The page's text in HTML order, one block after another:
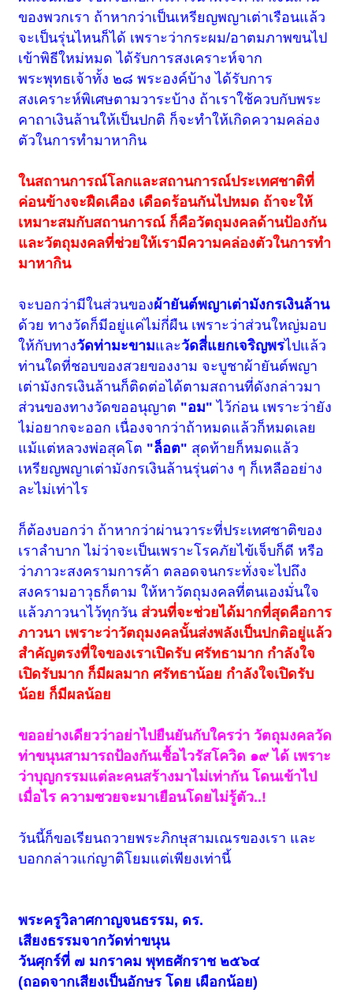
ของพวกเรา ถ้าหากว่าเป็นเหรียญพญาเต่าเรือนแล้ว
จะเป็นรุ่นไหนก็ได้ เพราะว่ากระผม/อาตมภาพขนไป
เข้าพิธีใหม่หมด ได้รับการสงเคราะห์จาก
พระพุทธเจ้าทั้ง ๒๘ พระองค์บ้าง ได้รับการ
สงเคราะห์พิเศษตามวาระบ้าง ถ้าเราใช้ควบกับพระ
คาถาเงินล้านให้เป็นปกติ ก็จะทำให้เกิดความคล่อง
ตัวในการทำมาหากิน
ในสถานการณ์โลกและสถานการณ์ประเทศชาติที่
ค่อนข้างจะฝืดเคือง เดือดร้อนกันไปหมด ถ้าจะให้
เหมาะสมกับสถานการณ์ ก็คือวัตถุมงคลด้านป้องกัน
และวัตถุมงคลที่ช่วยให้เรามีความคล่องตัวในการทำ
มาหากิน
จะบอกว่ามีในส่วนของผ้ายันต์พญาเต่ามังกรเงินล้าน
ด้วย ทางวัดก็มีอยู่แค่ไม่กี่ผืน เพราะว่าส่วนใหญ่มอบ
ให้กับทางวัดท่ามะขามและวัดสี่แยกเจริญพรไปแล้ว
ท่านใดที่ชอบของสวยของงาม จะบูชาผ้ายันต์พญา
เต่ามังกรเงินล้านก็ติดต่อได้ตามสถานที่ดังกล่าวมา
ส่วนของทางวัดขออนุญาต "อม" ไว้ก่อน เพราะว่ายัง
ไม่อยากจะออก เนื่องจากว่าถ้าหมดแล้วก็หมดเลย
แม้แต่หลวงพ่อสุคโต "ล็อต" สุดท้ายก็หมดแล้ว
เหรียญพญาเต่ามังกรเงินล้านรุ่นต่าง ๆ ก็เหลืออย่าง
ละไม่เท่าไร
ก็ต้องบอกว่า ถ้าหากว่าผ่านวาระที่ประเทศชาติของ
เราลำบาก ไม่ว่าจะเป็นเพราะโรคภัยไข้เจ็บก็ดี หรือ
ว่าภาวะสงครามการค้า ตลอดจนกระทั่งจะไปถึง
สงครามอาวุธก็ตาม ให้หาวัตถุมงคลที่ตนเองมั่นใจ
แล้วภาวนาไว้ทุกวัน ส่วนที่จะช่วยได้มากที่สุดคือการ
ภาวนา เพราะว่าวัตถุมงคลนั้นส่งพลังเป็นปกติอยู่แล้ว
สำคัญตรงที่ใจของเราเปิดรับ ศรัทธามาก กำลังใจ
เปิดรับมาก ก็มีผลมาก ศรัทธาน้อย กำลังใจเปิดรับ
น้อย ก็มีผลน้อย
ขออย่างเดียวว่าอย่าไปยืนยันกับใครว่า วัตถุมงคลวัด
ท่าขนุนสามารถป้องกันเชื้อไวรัสโควิด ๑๙ ได้ เพราะ
ว่าบุญกรรมแต่ละคนสร้างมาไม่เท่ากัน โดนเข้าไป
เมื่อไร ความซวยจะมาเยือนโดยไม่รู้ตัว..!
วันนี้ก็ขอเรียนถวายพระภิกษุสามเณรของเรา และ
บอกกล่าวแก่ญาติโยมแต่เพียงเท่านี้
พระครูวิลาศกาญจนธรรม, ดร.
เสียงธรรมจากวัดท่าขนุน
วันศุกร์ที่ ๗ มกราคม พุทธศักราช ๒๕๖๔
(ถอดจากเสียงเป็นอักษร โดย เผือกน้อย)